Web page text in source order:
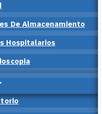
De Almacenamiento
Hospitalarios